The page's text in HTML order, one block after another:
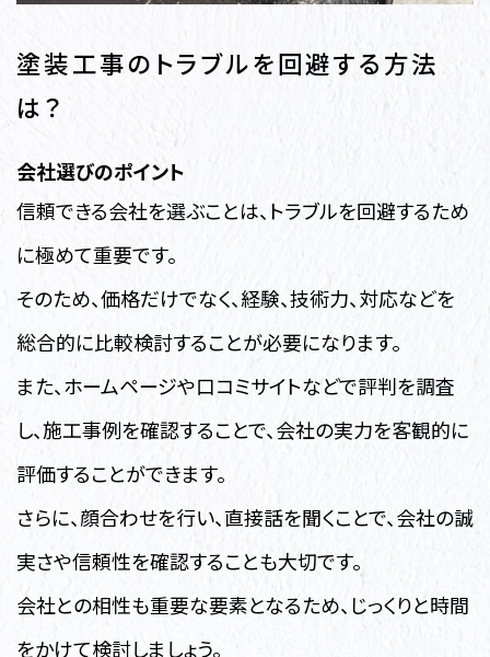
塗装工事のトラブルを回避する方法
は？
会社選びのポイント
信頼できる会社を選ぶことは、トラブルを回避するため
に極めて重要です。
そのため、価格だけでなく、経験、技術力、対応などを
総合的に比較検討することが必要になります。
また、ホームページや口コミサイトなどで評判を調査
し、施工事例を確認することで、会社の実力を客観的に
評価することができます。
さらに、顔合わせを行い、直接話を聞くことで、会社の誠
実さや信頼性を確認することも大切です。
会社との相性も重要な要素となるため、じっくりと時間
をかけて検討しましょう。